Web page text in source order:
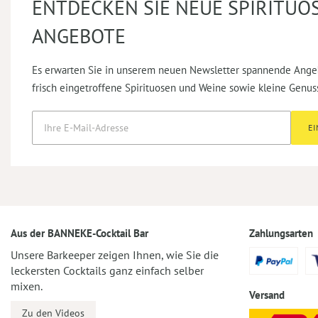
ENTDECKEN SIE NEUE
ANGEBOTE
Es erwarten Sie in unserem neuen Newsletter spannende
frisch eingetroffene Spirituosen und Weine sowie kleine
Aus der BANNEKE-Cocktail Bar
Unsere Barkeeper zeigen Ihnen, wie Sie die
leckersten Cocktails ganz einfach selber
mixen.
Zu den Videos
Zahlungsarten
Versand